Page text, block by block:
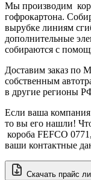
Мы производим
гофрокартона.
вырубке линиям
дополнительные
собираются с
Доставим заказ по
собственным
в другие регионы
Если ваша
то вы его нашли!
короба FEFCO
ваши контактные
Скачать прайс